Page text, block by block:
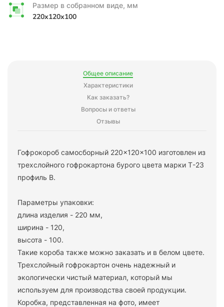
Размер в собранном виде, мм
220x120x100
Общее описание
Характеристики
Как заказать?
Вопросы и ответы
Отзывы
Гофрокороб самосборный 220x120x100 изготовлен из
трехслойного гофрокартона бурого цвета марки Т-23
профиль B.
Параметры упаковки:
длина изделия - 220 мм,
ширина - 120,
высота - 100.
Такие короба также можно заказать и в белом цвете.
Трехслойный гофрокартон очень надежный и
экологически чистый материал, который мы
используем для производства своей продукции.
Коробка, представленная на фото, имеет